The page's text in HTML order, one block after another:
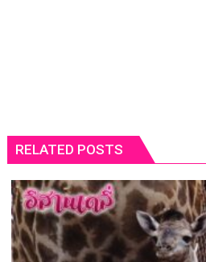
RELATED POSTS